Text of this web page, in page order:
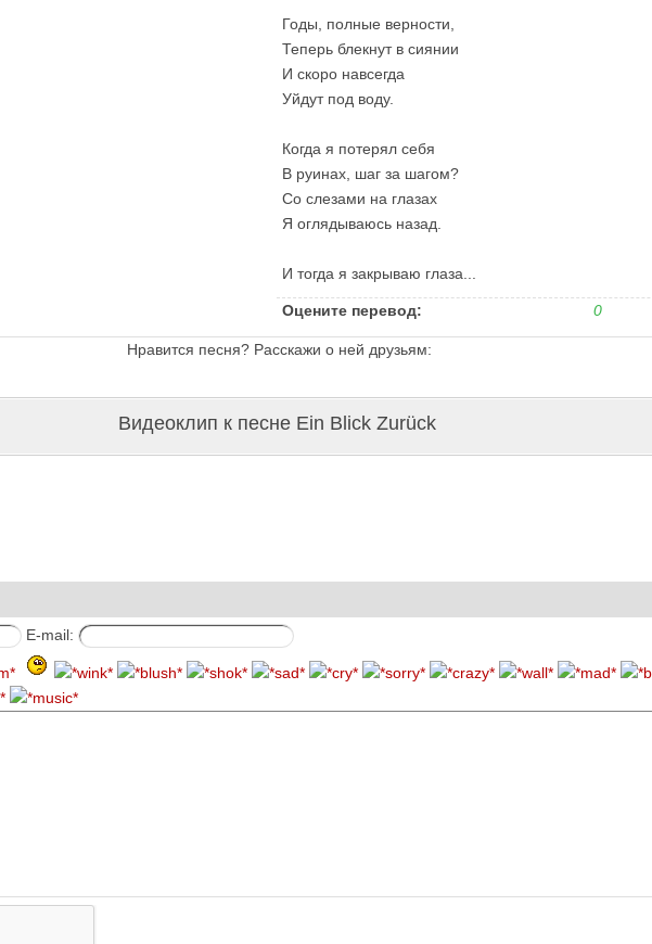
Годы, полные верности,
Теперь блекнут в сиянии
И скоро навсегда
Уйдут под воду.
Когда я потерял себя
В руинах, шаг за шагом?
Со слезами на глазах
Я оглядываюсь назад.
И тогда я закрываю глаза...
Оцените перевод: 0
Нравится песня? Расскажи о ней друзьям:
Видеоклип к песне Ein Blick Zurück
E-mail: